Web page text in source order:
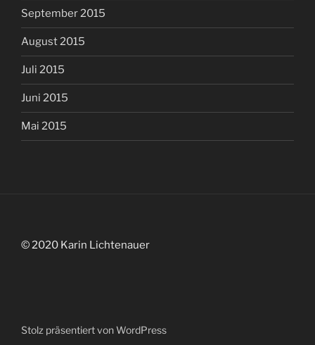
September 2015
August 2015
Juli 2015
Juni 2015
Mai 2015
© 2020 Karin Lichtenauer
Stolz präsentiert von WordPress